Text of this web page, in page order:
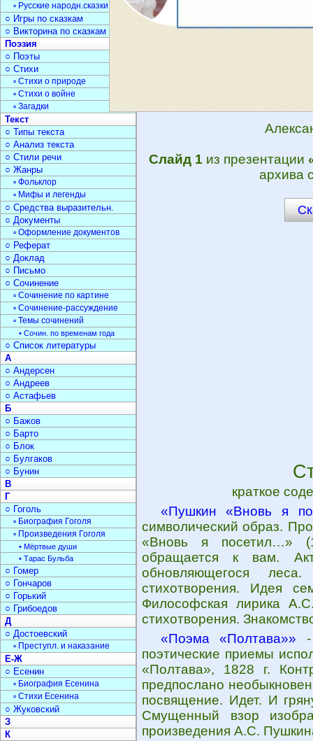
Слайд 1 из презентации
архива
краткое
«Пушкин «Вновь я
символический образ.
«Вновь я посетил…»
обращается к вам.
обновляющегося
стихотворения. Идея
Философская лирика
стихотворения.
«Поэма «Полтава»» -
поэтические приемы
«Полтава», 1828 г.
предпослано
посвящение. Идет. И
Смущенный взор
произведения А.С.
▫ Русские народн.сказки
○ Игры по сказкам
○ Викторина по сказкам
Поэзия
○ Поэты
○ Стихи
▫ Стихи о природе
▫ Стихи о войне
▫ Загадки
Текст
○ Типы текста
○ Анализ текста
○ Стили речи
○ Жанры
▫ Фольклор
▫ Мифы и легенды
○ Средства выразительн.
○ Документы
▫ Оформление документов
○ Реферат
○ Доклад
○ Письмо
○ Сочинение
▫ Сочинение по картине
▫ Сочинение-рассуждение
▫ Темы сочинений
• Сочин. по временам года
○ Список литературы
А
○ Андерсен
○ Андреев
○ Астафьев
Б
○ Бажов
○ Барто
○ Блок
○ Булгаков
○ Бунин
В
Г
○ Гоголь
▫ Биография Гоголя
▫ Произведения Гоголя
• Мёртвые души
• Тарас Бульба
○ Гомер
○ Гончаров
○ Горький
○ Грибоедов
Д
○ Достоевский
▫ Преступл. и наказание
Е-Ж
○ Есенин
▫ Биография Есенина
▫ Стихи Есенина
○ Жуковский
З
К